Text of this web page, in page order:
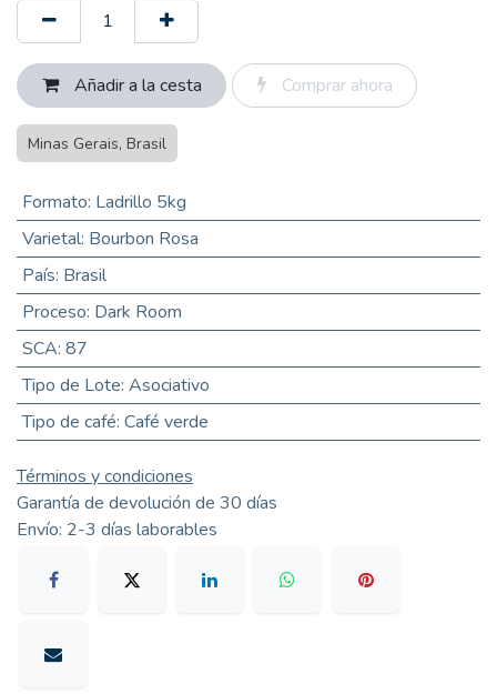
Añadir a la cesta Comprar ahora
Minas Gerais, Brasil
Formato: Ladrillo 5kg
Varietal: Bourbon Rosa
País: Brasil
Proceso: Dark Room
SCA: 87
Tipo de Lote: Asociativo
Tipo de café: Café verde
Términos y condiciones
Garantía de devolución de 30 días
Envío: 2-3 días laborables